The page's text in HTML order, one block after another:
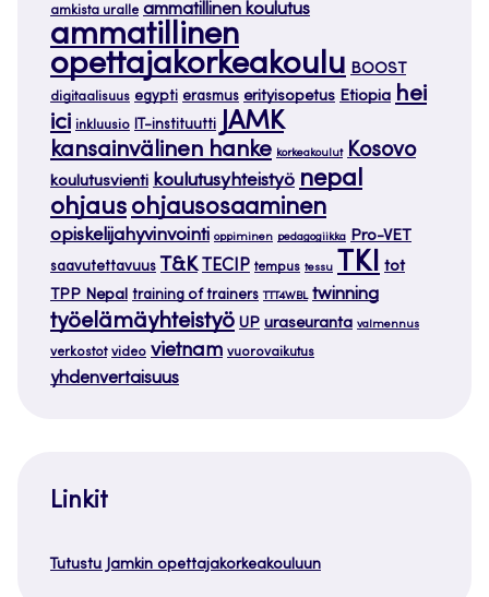
amkista uralle ammatillinen koulutus
ammatillinen
opettajakorkeakoulu BOOST
digitaalisuus egypti erasmus erityisopetus Etiopia hei
ici inkluusio IT-instituutti JAMK
kansainvälinen hanke korkeakoulut Kosovo
koulutusvienti koulutusyhteistyö nepal
ohjaus ohjausosaaminen
opiskelijahyvinvointi oppiminen pedagogiikka Pro-VET
saavutettavuus T&K TECIP tempus tessu TKI tot
TPP Nepal training of trainers TTT4WBL twinning
työelämäyhteistyö UP uraseuranta valmennus
verkostot video vietnam vuorovaikutus
yhdenvertaisuus
Linkit
Tutustu Jamkin opettajakorkeakouluun